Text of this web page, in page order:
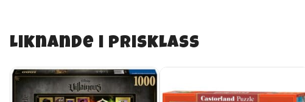
Liknande i prisklass